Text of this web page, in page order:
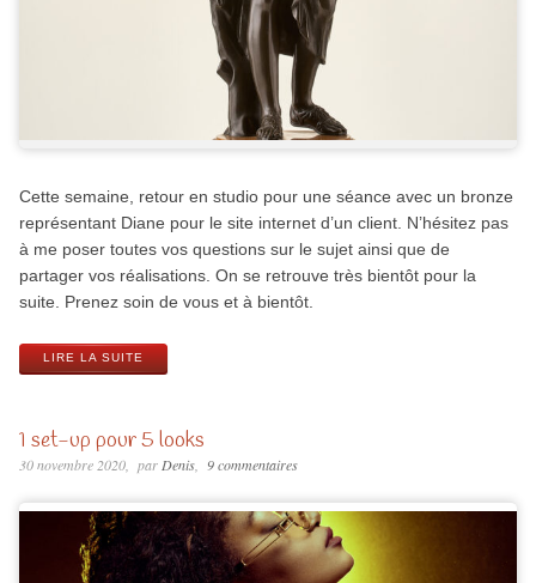
Cette semaine, retour en studio pour une séance avec un bronze
représentant Diane pour le site internet d’un client. N’hésitez pas
à me poser toutes vos questions sur le sujet ainsi que de
partager vos réalisations. On se retrouve très bientôt pour la
suite. Prenez soin de vous et à bientôt.
LIRE LA SUITE
1 set-up pour 5 looks
30 novembre 2020 par Denis 9 commentaires